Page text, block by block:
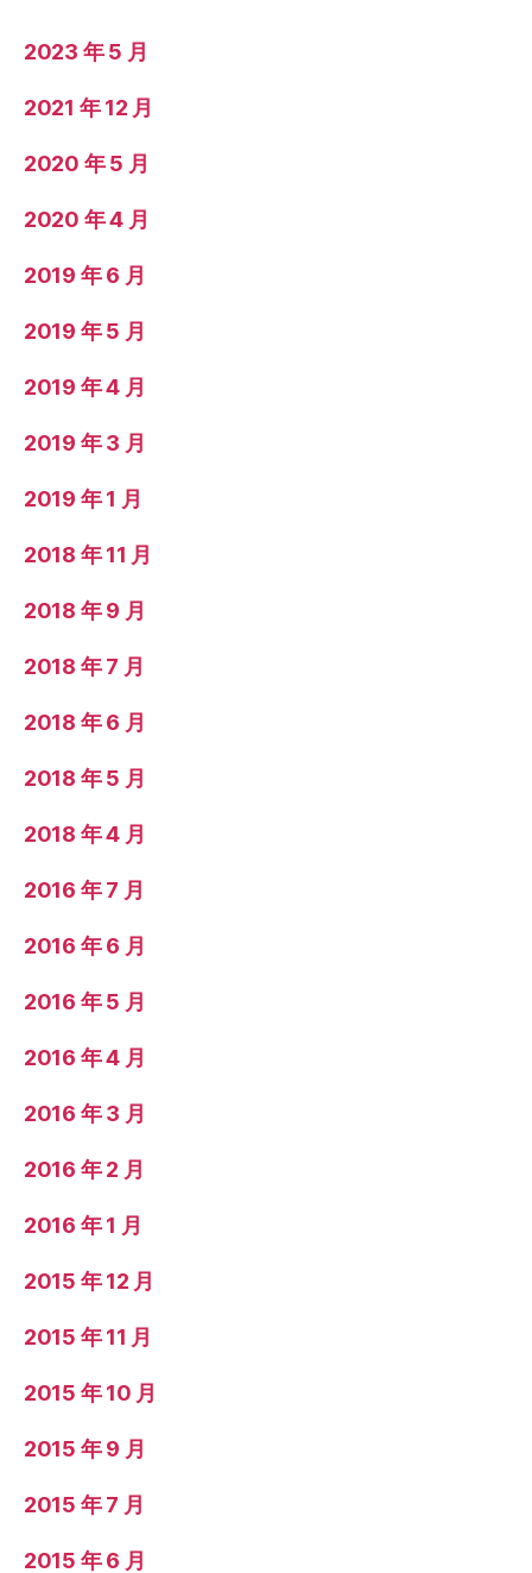
2023 年 5 月
2021 年 12 月
2020 年 5 月
2020 年 4 月
2019 年 6 月
2019 年 5 月
2019 年 4 月
2019 年 3 月
2019 年 1 月
2018 年 11 月
2018 年 9 月
2018 年 7 月
2018 年 6 月
2018 年 5 月
2018 年 4 月
2016 年 7 月
2016 年 6 月
2016 年 5 月
2016 年 4 月
2016 年 3 月
2016 年 2 月
2016 年 1 月
2015 年 12 月
2015 年 11 月
2015 年 10 月
2015 年 9 月
2015 年 7 月
2015 年 6 月